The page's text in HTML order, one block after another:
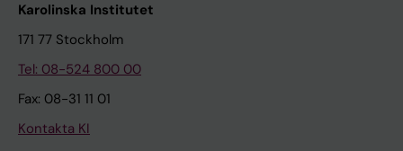
Karolinska Institutet
171 77 Stockholm
Tel: 08-524 800 00
Fax: 08-31 11 01
Kontakta KI